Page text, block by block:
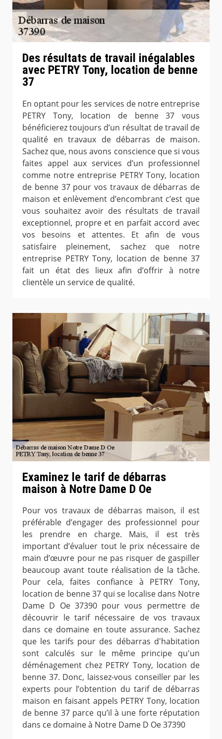
Des résultats de travail inégalables
avec PETRY Tony, location de benne
37
En optant pour les services de notre entreprise
PETRY Tony, location de benne 37 vous
bénéficierez toujours d’un résultat de travail de
qualité en travaux de débarras de maison.
Sachez que, nous avons conscience que si vous
faites appel aux services d’un professionnel
comme notre entreprise PETRY Tony, location
de benne 37 pour vos travaux de débarras de
maison et enlèvement d’encombrant c’est que
vous souhaitez avoir des résultats de travail
exceptionnel, propre et en parfait accord avec
vos besoins et attentes. Et afin de vous
satisfaire pleinement, sachez que notre
entreprise PETRY Tony, location de benne 37
fait un état des lieux afin d’offrir à notre
clientèle un service de qualité.
Examinez le tarif de débarras
maison à Notre Dame D Oe
Pour vos travaux de débarras maison, il est
préférable d’engager des professionnel pour
les prendre en charge. Mais, il est très
important d’évaluer tout le prix nécessaire de
main d’œuvre pour ne pas risquer de gaspiller
beaucoup avant toute réalisation de la tâche.
Pour cela, faites confiance à PETRY Tony,
location de benne 37 qui se localise dans Notre
Dame D Oe 37390 pour vous permettre de
découvrir le tarif nécessaire de vos travaux
dans ce domaine en toute assurance. Sachez
que les tarifs pour des débarras d'habitation
sont calculés sur le même principe qu'un
déménagement chez PETRY Tony, location de
benne 37. Donc, laissez-vous conseiller par les
experts pour l’obtention du tarif de débarras
maison en faisant appels PETRY Tony, location
de benne 37 parce qu’il à une forte réputation
dans ce domaine à Notre Dame D Oe 37390